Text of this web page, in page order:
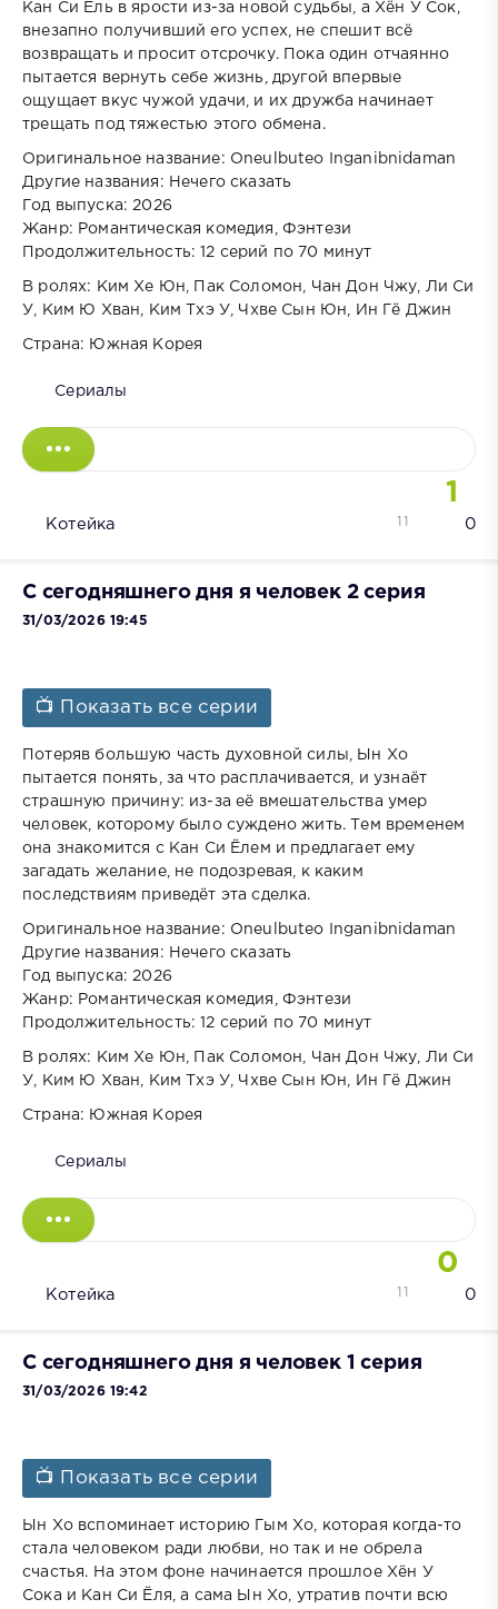
Кан Си Ёль в ярости из-за новой судьбы, а Хён У Сок,
внезапно получивший его успех, не спешит всё
возвращать и просит отсрочку. Пока один отчаянно
пытается вернуть себе жизнь, другой впервые
ощущает вкус чужой удачи, и их дружба начинает
трещать под тяжестью этого обмена.
Оригинальное название: Oneulbuteo Inganibnidaman
Другие названия: Нечего сказать
Год выпуска: 2026
Жанр: Романтическая комедия, Фэнтези
Продолжительность: 12 серий по 70 минут
В ролях: Ким Хе Юн, Пак Соломон, Чан Дон Чжу, Ли Си
У, Ким Ю Хван, Ким Тхэ У, Чхве Сын Юн, Ин Гё Джин
Страна: Южная Корея
Сериалы
1
Котейка 0
11
С сегодняшнего дня я человек 2 серия
31/03/2026 19:45
📺 Показать все серии
Потеряв большую часть духовной силы, Ын Хо
пытается понять, за что расплачивается, и узнаёт
страшную причину: из-за её вмешательства умер
человек, которому было суждено жить. Тем временем
она знакомится с Кан Си Ёлем и предлагает ему
загадать желание, не подозревая, к каким
последствиям приведёт эта сделка.
Оригинальное название: Oneulbuteo Inganibnidaman
Другие названия: Нечего сказать
Год выпуска: 2026
Жанр: Романтическая комедия, Фэнтези
Продолжительность: 12 серий по 70 минут
В ролях: Ким Хе Юн, Пак Соломон, Чан Дон Чжу, Ли Си
У, Ким Ю Хван, Ким Тхэ У, Чхве Сын Юн, Ин Гё Джин
Страна: Южная Корея
Сериалы
0
Котейка 0
11
С сегодняшнего дня я человек 1 серия
31/03/2026 19:42
📺 Показать все серии
Ын Хо вспоминает историю Гым Хо, которая когда-то
стала человеком ради любви, но так и не обрела
счастья. На этом фоне начинается прошлое Хён У
Сока и Кан Си Ёля, а сама Ын Хо, утратив почти всю